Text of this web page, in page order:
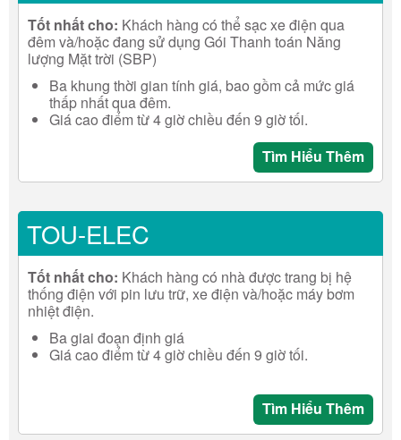
Tốt nhất cho: Khách hàng có thể sạc xe điện qua
đêm và/hoặc đang sử dụng Gói Thanh toán Năng
lượng Mặt trời (SBP)
Ba khung thời gian tính giá, bao gồm cả mức giá
thấp nhất qua đêm.
Giá cao điểm từ 4 giờ chiều đến 9 giờ tối.
Tìm Hiểu Thêm
TOU-ELEC
Tốt nhất cho: Khách hàng có nhà được trang bị hệ
thống điện với pin lưu trữ, xe điện và/hoặc máy bơm
nhiệt điện.
Ba giai đoạn định giá
Giá cao điểm từ 4 giờ chiều đến 9 giờ tối.
Tìm Hiểu Thêm